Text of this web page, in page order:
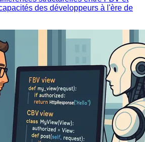
des développeurs à l'ère de